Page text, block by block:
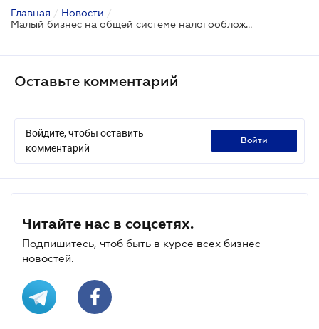
Главная / Новости /
Малый бизнес на общей системе налогообложения освободят от плановых проверок - проект
Оставьте комментарий
Войдите, чтобы оставить
комментарий
войти
Читайте нас в соцсетях.
Подпишитесь, чтоб быть в курсе всех бизнес-
новостей.